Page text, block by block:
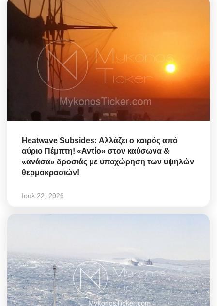
Heatwave Subsides: Αλλάζει ο καιρός από
αύριο Πέμπτη! «Αντίο» στον καύσωνα &
«ανάσα» δροσιάς με υποχώρηση των υψηλών
θερμοκρασιών!
Ιουλ 22, 2026